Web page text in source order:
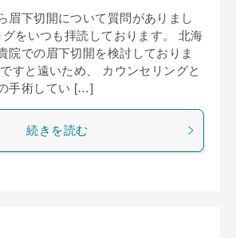
眉下切開について質問がありまし
をいつも拝読しております。 北海
院での眉下切開を検討しておりま
すと遠いため、 カウンセリングと
手術してい […]
続きを読む